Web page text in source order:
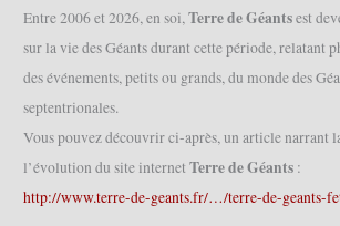
Entre 2006 et 2026, en soi,Terre de Géantsest
sur la vie des Géants durant cette période, relatant
des événements, petits ou grands, du monde des
septentrionales.
Vous pouvez découvrir ci-après, un article narrant
l’évolution du site internet Terre de Géants :
http://www.terre-de-geants.fr/…/terre-de-geants-